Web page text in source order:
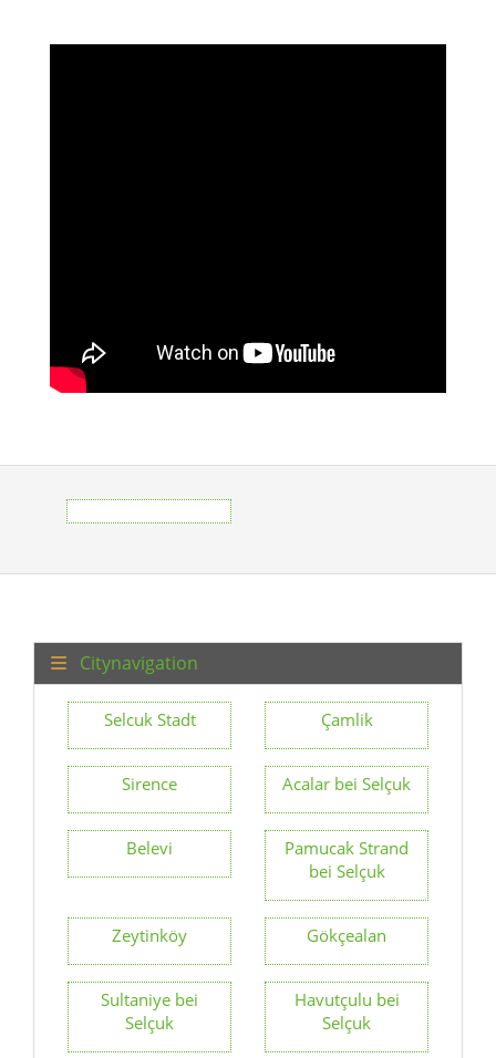
Citynavigation
Selcuk Stadt Çamlik
Sirence Acalar bei Selçuk
Belevi
Pamucak Strand
bei Selçuk
Zeytinköy Gökçealan
Sultaniye bei
Selçuk
Havutçulu bei
Selçuk